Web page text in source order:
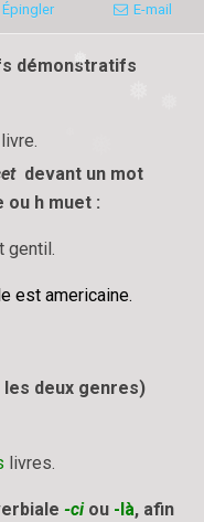
❅
Épingler E-mail
démonstratifs
livre.
devant un mot
ou h muet :
gentil.
est americaine.
deux genres)
livres.
-ci ou -là, afin